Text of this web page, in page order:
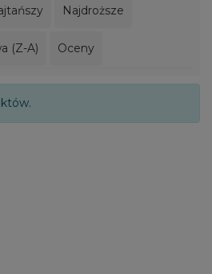
Najdroższe
(Z-A) Oceny